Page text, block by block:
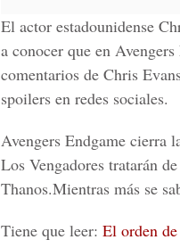
El actor estadounidense
a conocer que en Avengers
comentarios de Chris
spoilers en redes sociales.
Avengers Endgame cierra
Los Vengadores tratarán
Thanos.Mientras más se
Tiene que leer: El orden